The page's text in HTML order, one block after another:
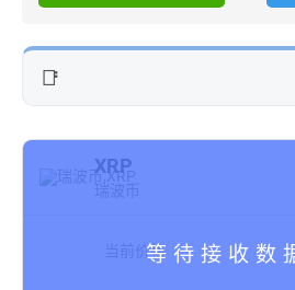
XRP
瑞波币
当前价格